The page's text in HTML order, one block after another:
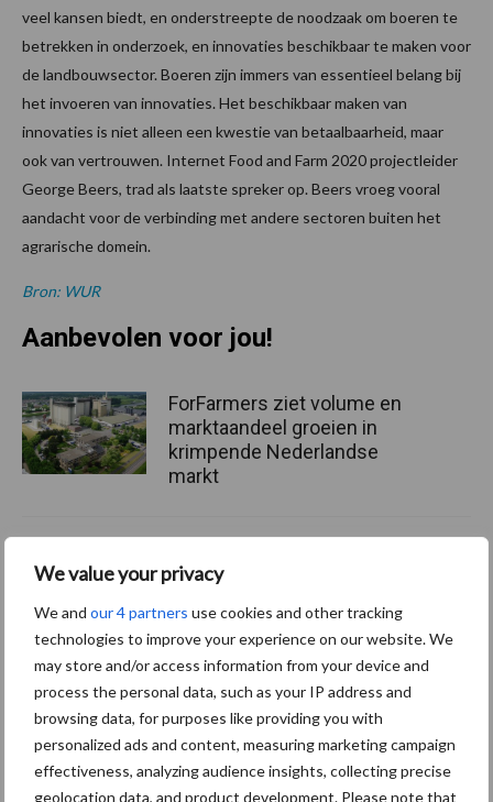
We value your privacy
We and our 4 partners use cookies and other tracking
technologies to improve your experience on our website. We
may store and/or access information from your device and
process the personal data, such as your IP address and
browsing data, for purposes like providing you with
personalized ads and content, measuring marketing campaign
effectiveness, analyzing audience insights, collecting precise
geolocation data, and product development. Please note that
veel kansen biedt, en onderstreepte de noodzaak om boeren te
betrekken in onderzoek, en innovaties beschikbaar te maken voor
de landbouwsector. Boeren zijn immers van essentieel belang bij
het invoeren van innovaties. Het beschikbaar maken van
innovaties is niet alleen een kwestie van betaalbaarheid, maar
ook van vertrouwen. Internet Food and Farm 2020 projectleider
George Beers, trad als laatste spreker op. Beers vroeg vooral
aandacht voor de verbinding met andere sectoren buiten het
agrarische domein.
Bron: WUR
Aanbevolen voor jou!
ForFarmers ziet volume en
marktaandeel groeien in
krimpende Nederlandse
markt
een langere levensduur
“Vraag naar praktische
hygieneoplossingen is in
Polen groter dan ooit”